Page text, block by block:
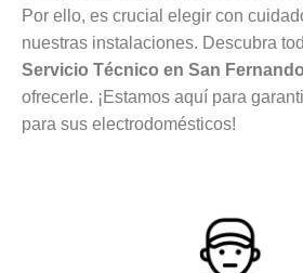
Por ello, es crucial elegir con
nuestras instalaciones. Descubra
Servicio Técnico en San
ofrecerle. ¡Estamos aquí para
para sus electrodomésticos!